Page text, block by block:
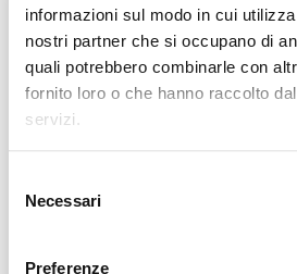
informazioni sul modo in cui
nostri partner che si occupano di
quali potrebbero combinarle con
fornito loro o che hanno raccolto
servizi.
delNecessari
Preferenze